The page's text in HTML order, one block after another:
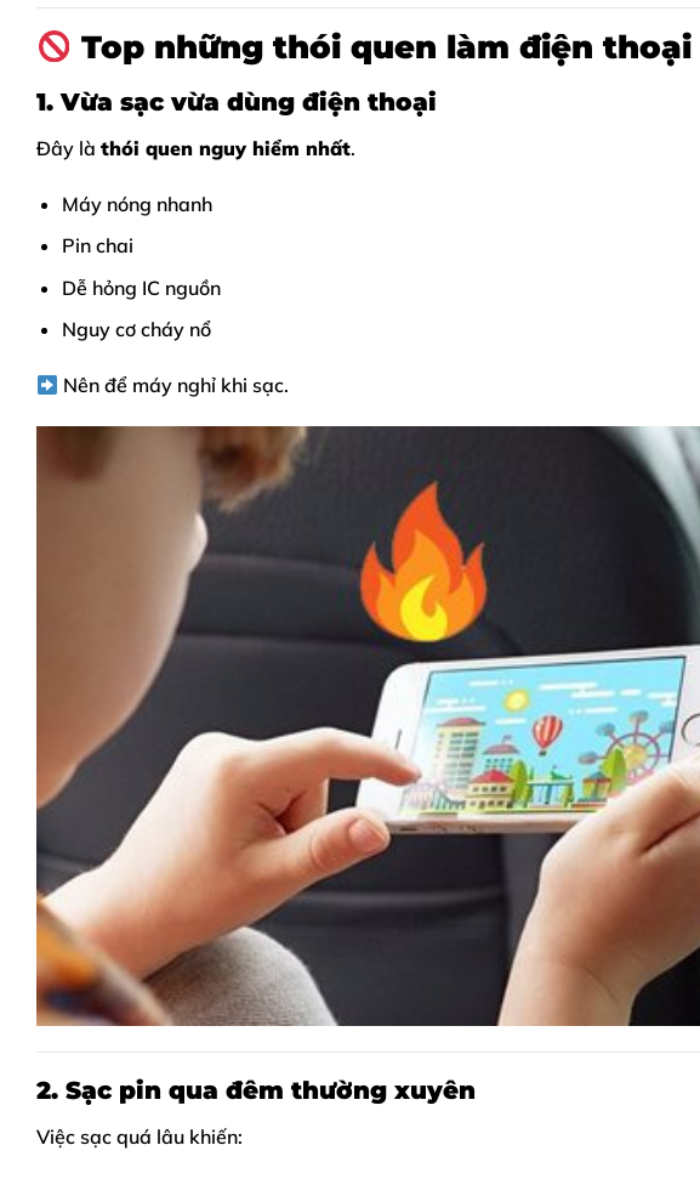
Top những thói quen làm điện
1. Vừa sạc vừa dùng điện thoại
Đây là thói quen nguy hiểm nhất.
Máy nóng nhanh
Pin chai
Dễ hỏng IC nguồn
Nguy cơ cháy nổ
Nên để máy nghỉ khi sạc.
2. Sạc pin qua đêm thường xuyên
Việc sạc quá lâu khiến: